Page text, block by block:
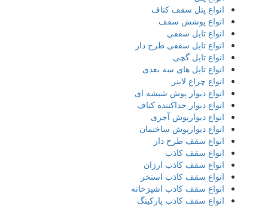
انواع پنل سقف کناف
انواع پوشش سقف
انواع تایل سقفی
انواع تایل سقفی طرح دار
انواع تایل گچی
انواع تایل های سه بعدی
انواع چراغ لاینر
انواع دیوار پوش شیشه ای
انواع دیوار جداکننده کناف
انواع دیوارپوش آجری
انواع دیوارپوش ساختمان
انواع سقف طرح دار
انواع سقف کاذب
انواع سقف کاذب ارزان
انواع سقف کاذب استخر
انواع سقف کاذب اشپزخانه
انواع سقف کاذب پارکینگ